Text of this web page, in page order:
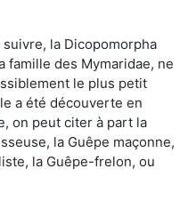
la Dicopomorpha
famille des Mymaridae, ne
le plus petit
a été découverte en
on peut citer à part la
la Guêpe maçonne,
la Guêpe-frelon, ou